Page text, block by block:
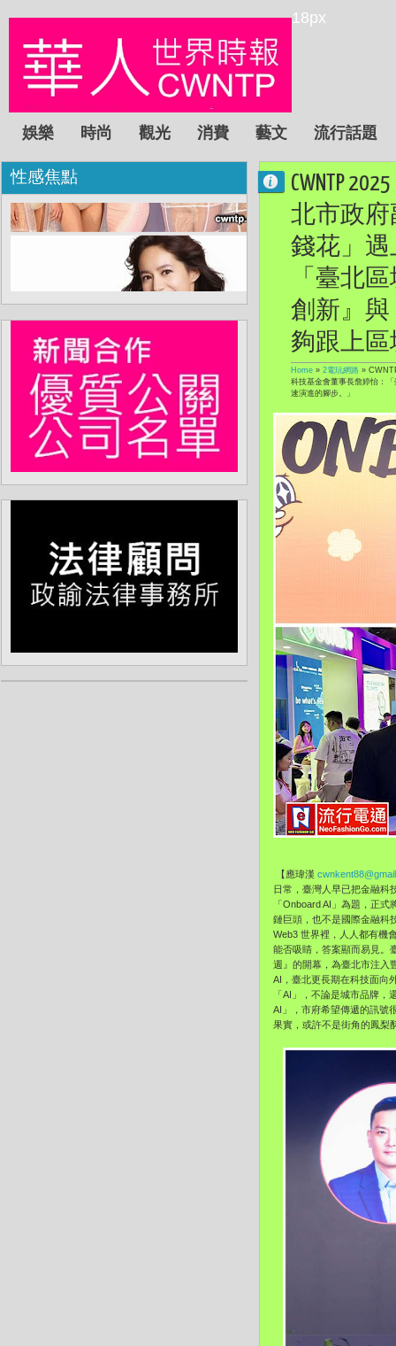
18px
娛樂 時尚 觀光 消費 藝文 流行話題
CWNTP
北市政府
錢花」遇
「臺北
創新』與
夠跟上
Home » 2電玩網路 »
科技基金會董事長詹婷怡：
速演進的腳步。」
【應瑋漢
日常，臺灣人早已把金融科
「Onboard AI」為題，正
鏈巨頭，也不是國際金融科
Web3 世界裡，人人都有機
能否吸睛，答案顯而易見。
週』的開幕，為臺北市注入
AI，臺北更長期在科技面向
「AI」，不論是城市品牌
AI」，市府希望傳遞的訊號
果實，或許不是街角的鳳梨
性感焦點